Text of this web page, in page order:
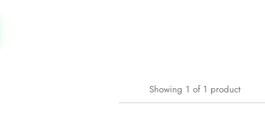
Showing 1 of 1 product